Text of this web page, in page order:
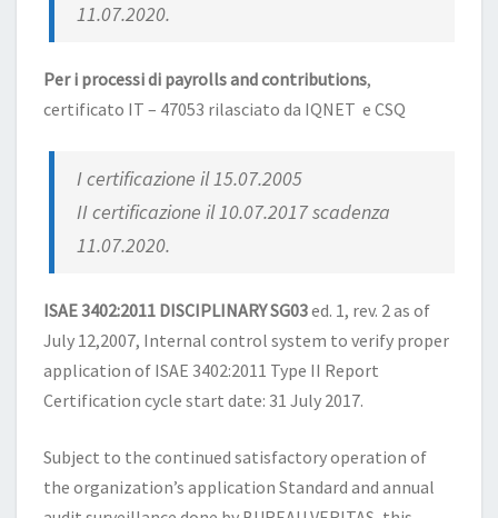
11.07.2020.
Per i processi di payrolls and contributions,
certificato IT – 47053 rilasciato da IQNET e CSQ
I certificazione il 15.07.2005
II certificazione il 10.07.2017 scadenza
11.07.2020.
ISAE 3402:2011 DISCIPLINARY SG03ed. 1, rev. 2 as of
July 12,2007, Internal control system to verify proper
application of ISAE 3402:2011 Type II Report
Certification cycle start date: 31 July 2017.
Subject to the continued satisfactory operation of
the organization’s application Standard and annual